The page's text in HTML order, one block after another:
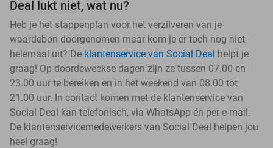
Deal lukt niet, wat nu?
Heb je het stappenplan voor het verzilveren van je
waardebon doorgenomen maar kom je er toch nog niet
helemaal uit? De klantenservice van Social Deal helpt je
graag! Op doordeweekse dagen zijn ze tussen 07.00 en
23.00 uur te bereiken en in het weekend van 08.00 tot
21.00 uur. In contact komen met de klantenservice van
Social Deal kan telefonisch, via WhatsApp én per e-mail.
De klantenservicemedewerkers van Social Deal helpen jou
heel graag!